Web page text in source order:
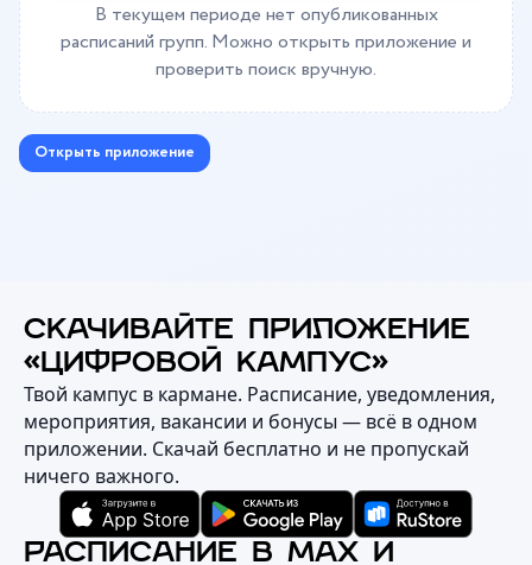
В текущем периоде нет опубликованных
расписаний групп. Можно открыть приложение и
проверить поиск вручную.
Открыть приложение
СКАЧИВАЙТЕ ПРИЛОЖЕНИЕ
«ЦИФРОВОЙ КАМПУС»
Твой кампус в кармане. Расписание, уведомления,
мероприятия, вакансии и бонусы — всё в одном
приложении. Скачай бесплатно и не пропускай
ничего важного.
РАСПИСАНИЕ В MAX И